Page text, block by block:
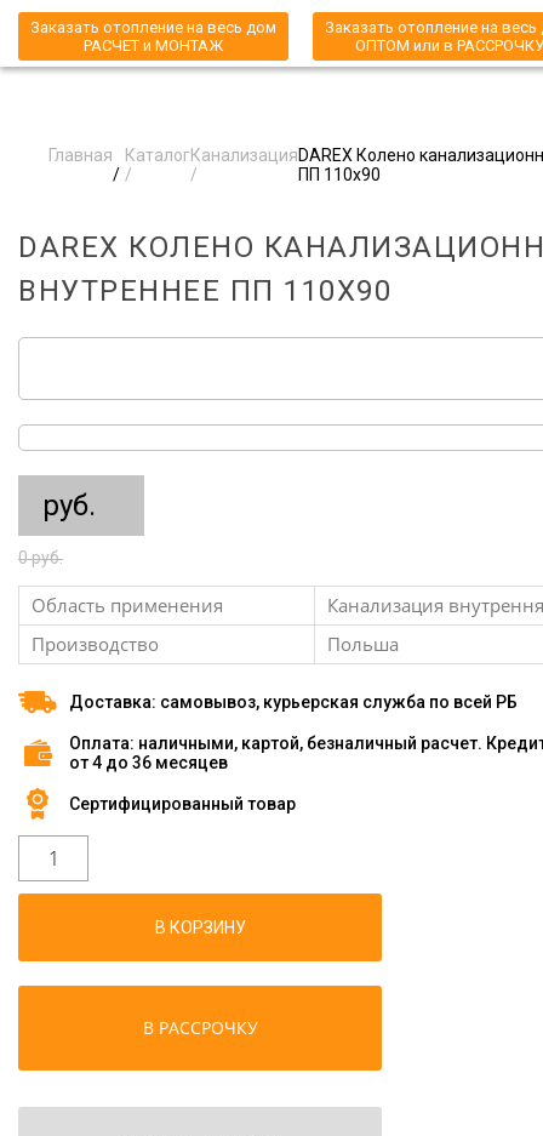
Заказать отопление на весь дом
РАСЧЕТ и МОНТАЖ
Заказать отопление на
ОПТОМ или в РАССРОЧКУ
Главная
/
Каталог
/
Канализация
/
DAREX Колено
ПП 110x90
DAREX КОЛЕНО
ВНУТРЕННЕЕ ПП 110X90
руб.
0 руб.
Область применения
Канализация
Производство
Польша
Доставка: самовывоз, курьерская служба по всей РБ
Оплата: наличными, картой, безналичный расчет.
от 4 до 36 месяцев
Сертифицированный товар
В КОРЗИНУ
В РАССРОЧКУ